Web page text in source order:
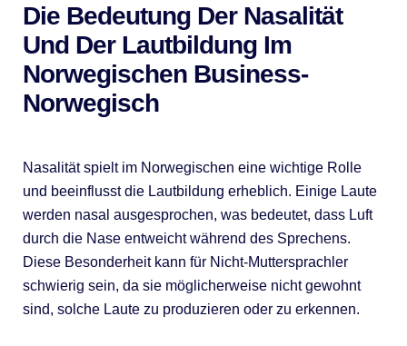
Die Bedeutung Der Nasalität
Und Der Lautbildung Im
Norwegischen Business-
Norwegisch
Nasalität spielt im Norwegischen eine wichtige Rolle
und beeinflusst die Lautbildung erheblich. Einige Laute
werden nasal ausgesprochen, was bedeutet, dass Luft
durch die Nase entweicht während des Sprechens.
Diese Besonderheit kann für Nicht-Muttersprachler
schwierig sein, da sie möglicherweise nicht gewohnt
sind, solche Laute zu produzieren oder zu erkennen.